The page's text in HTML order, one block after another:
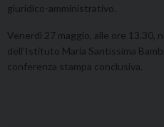
giuridico-amministrativo.
Venerdì 27 maggio, alle ore 13.30,
dell’Istituto Maria Santissima
conferenza stampa conclusiva.